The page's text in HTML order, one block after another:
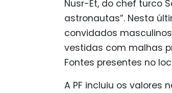
Nusr-Et, do chef turco
astronautas”. Nesta
convidados
vestidas com malhas
Fontes presentes no
A PF incluiu os valores